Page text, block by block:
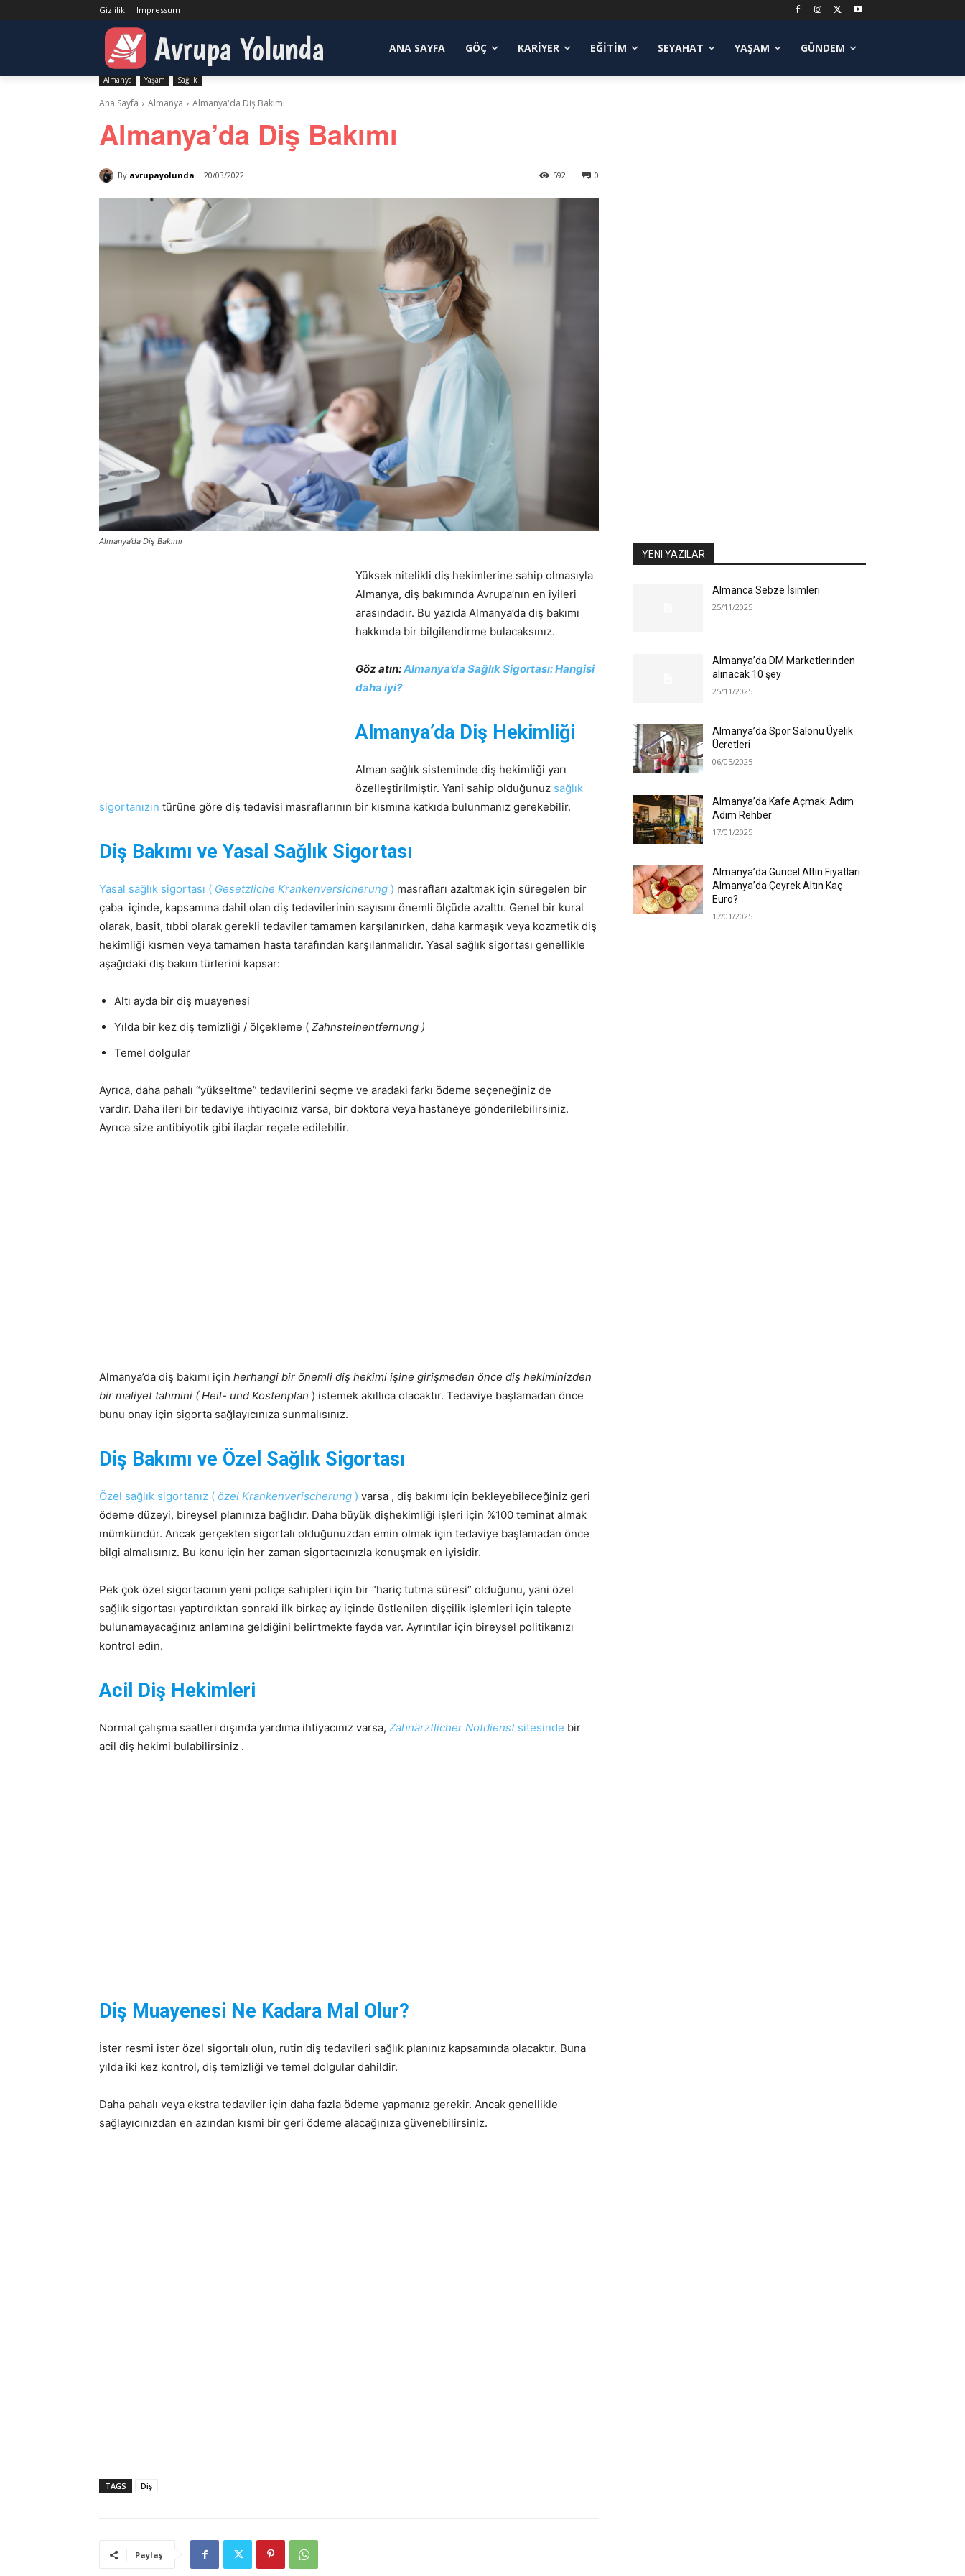
Gizlilik Impressum
Avrupa Yolunda ANA SAYFA GÖÇ KARIYER EĞITIM SEYAHAT YAŞAM GÜNDEM
Almanya Yaşam Sağlık
Ana Sayfa Almanya Almanya'da Diş Bakımı
Almanya’da Diş Bakımı
By avrupayolunda 20/03/2022 0
592
Almanya’da Diş Bakımı
Yüksek nitelikli diş hekimlerine sahip olmasıyla
Almanya, diş bakımında Avrupa’nın en iyileri
arasındadır. Bu yazıda Almanya’da diş bakımı
hakkında bir bilgilendirme bulacaksınız.
Göz atın:Almanya’da Sağlık Sigortası: Hangisi
daha iyi?
Almanya’da Diş Hekimliği
Alman sağlık sisteminde diş hekimliği yarı
özelleştirilmiştir. Yani sahip olduğunuz sağlık
sigortanızın türüne göre diş tedavisi masraflarının bir kısmına katkıda bulunmanız gerekebilir.
Diş Bakımı ve Yasal Sağlık Sigortası
Yasal sağlık sigortası ( Gesetzliche Krankenversicherung ) masrafları azaltmak için süregelen bir
çaba içinde, kapsamına dahil olan diş tedavilerinin sayısını önemli ölçüde azalttı. Genel bir kural
olarak, basit, tıbbi olarak gerekli tedaviler tamamen karşılanırken, daha karmaşık veya kozmetik diş
hekimliği kısmen veya tamamen hasta tarafından karşılanmalıdır. Yasal sağlık sigortası genellikle
aşağıdaki diş bakım türlerini kapsar:
Altı ayda bir diş muayenesi
Yılda bir kez diş temizliği / ölçekleme ( Zahnsteinentfernung )
Temel dolgular
Ayrıca, daha pahalı “yükseltme” tedavilerini seçme ve aradaki farkı ödeme seçeneğiniz de
vardır. Daha ileri bir tedaviye ihtiyacınız varsa, bir doktora veya hastaneye gönderilebilirsiniz.
Ayrıca size antibiyotik gibi ilaçlar reçete edilebilir.
Almanya’da diş bakımı için herhangi bir önemli diş hekimi işine girişmeden önce diş hekiminizden
bir maliyet tahmini ( Heil- und Kostenplan ) istemek akıllıca olacaktır. Tedaviye başlamadan önce
bunu onay için sigorta sağlayıcınıza sunmalısınız.
Diş Bakımı ve Özel Sağlık Sigortası
Özel sağlık sigortanız ( özel Krankenverischerung ) varsa , diş bakımı için bekleyebileceğiniz geri
ödeme düzeyi, bireysel planınıza bağlıdır. Daha büyük dişhekimliği işleri için %100 teminat almak
mümkündür. Ancak gerçekten sigortalı olduğunuzdan emin olmak için tedaviye başlamadan önce
bilgi almalısınız. Bu konu için her zaman sigortacınızla konuşmak en iyisidir.
Pek çok özel sigortacının yeni poliçe sahipleri için bir “hariç tutma süresi” olduğunu, yani özel
sağlık sigortası yaptırdıktan sonraki ilk birkaç ay içinde üstlenilen dişçilik işlemleri için talepte
bulunamayacağınız anlamına geldiğini belirtmekte fayda var. Ayrıntılar için bireysel politikanızı
kontrol edin.
Acil Diş Hekimleri
Normal çalışma saatleri dışında yardıma ihtiyacınız varsa, Zahnärztlicher Notdienstsitesinde bir
acil diş hekimi bulabilirsiniz .
Diş Muayenesi Ne Kadara Mal Olur?
İster resmi ister özel sigortalı olun, rutin diş tedavileri sağlık planınız kapsamında olacaktır. Buna
yılda iki kez kontrol, diş temizliği ve temel dolgular dahildir.
Daha pahalı veya ekstra tedaviler için daha fazla ödeme yapmanız gerekir. Ancak genellikle
sağlayıcınızdan en azından kısmi bir geri ödeme alacağınıza güvenebilirsiniz.
TAGS Diş
Paylaş
YENI YAZILAR
Almanca Sebze İsimleri
25/11/2025
Almanya’da DM Marketlerinden
alınacak 10 şey
25/11/2025
Almanya’da Spor Salonu Üyelik
Ücretleri
06/05/2025
Almanya’da Kafe Açmak: Adım
Adım Rehber
17/01/2025
Almanya’da Güncel Altın Fiyatları:
Almanya’da Çeyrek Altın Kaç
Euro?
17/01/2025